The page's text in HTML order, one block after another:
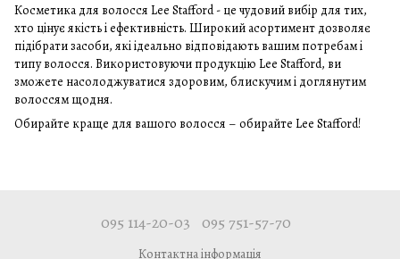
Косметика для волосся Lee Stafford - це чудовий вибір для тих,
хто цінує якість і ефективність. Широкий асортимент дозволяє
підібрати засоби, які ідеально відповідають вашим потребам і
типу волосся. Використовуючи продукцію Lee Stafford, ви
зможете насолоджуватися здоровим, блискучим і доглянутим
волоссям щодня.
Обирайте краще для вашого волосся – обирайте Lee Stafford!
095 114-20-03 095 751-57-70
Контактна інформація